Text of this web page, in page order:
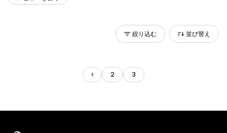
絞り込む 並び替え
2 3